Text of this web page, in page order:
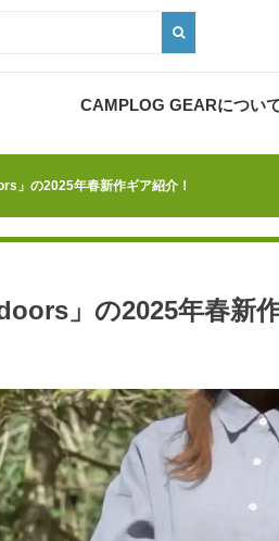
CAMPLOG GEARについ
」の2025年春新作ギア紹介！
」の2025年春新